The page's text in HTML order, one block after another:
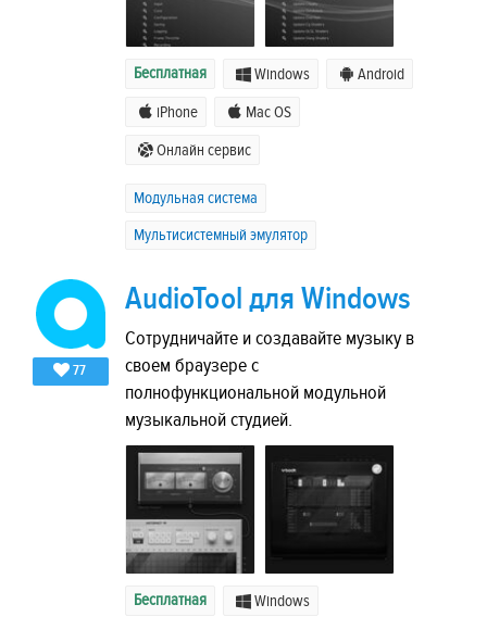
Бесплатная Windows Android
iPhone Mac OS
Онлайн сервис
Модульная система
Мультисистемный эмулятор
77
AudioTool для Windows
Сотрудничайте и создавайте музыку в
своем браузере с
полнофункциональной модульной
музыкальной студией.
Бесплатная Windows